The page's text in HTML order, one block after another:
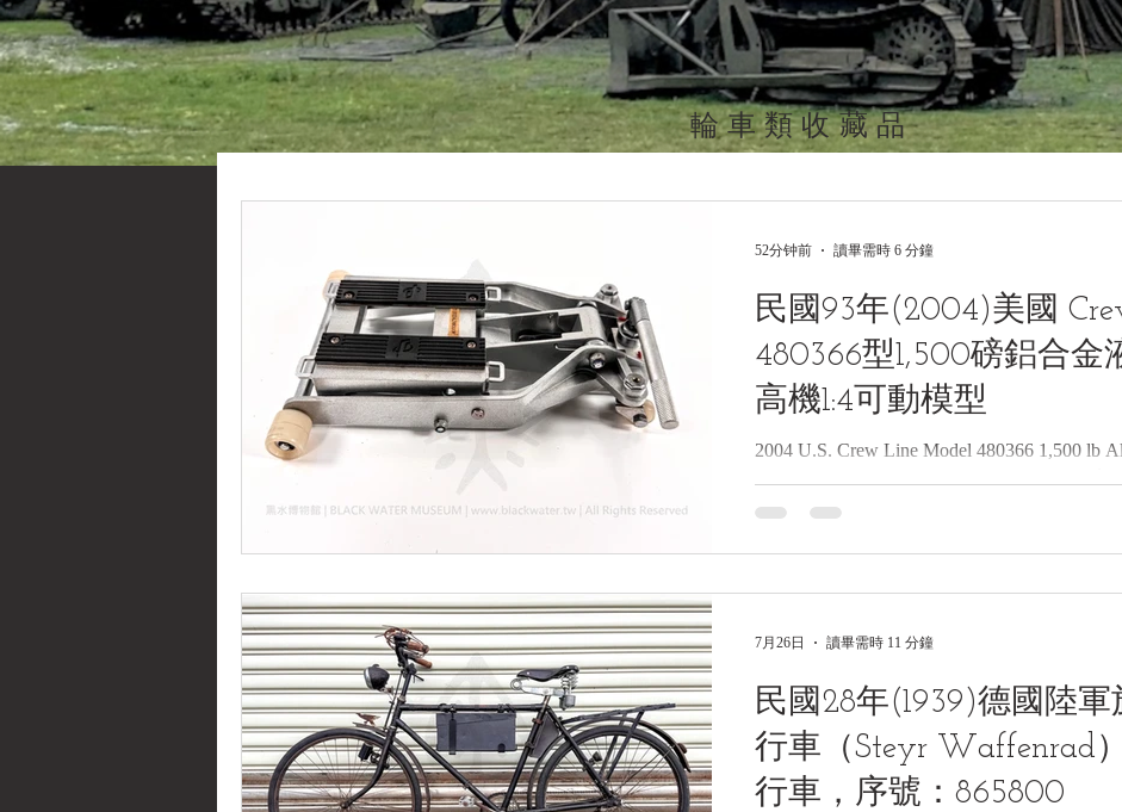
輪車類收藏品
民國93年(2004)美國
480366型1,500磅鋁合金
高機1:4可動模型
2004 U.S. Crew Line Model 480366 1,500 lb
1,500磅鋁合金液壓式機車頂高機1:4可動模
可動模型 英文名稱：2004 U.S. Crew Line
製造年份：民國93年(2004) 製造單位：未詳
Crew Line Model #480366「1,500
52分钟前 讀畢需時 6 分鐘
民國28年(1939)德國陸軍
行車（Steyr Waffenrad
行車，序號：865800
7月26日 讀畢需時 11 分鐘